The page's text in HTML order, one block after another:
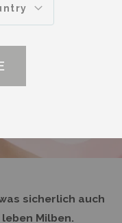
sicherlich auch
Milben.